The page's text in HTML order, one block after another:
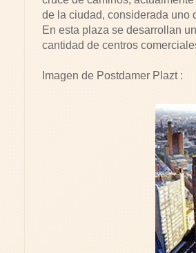
de la ciudad, considerada uno
En esta plaza se desarrollan
cantidad de centros
Imagen de Postdamer Plazt :